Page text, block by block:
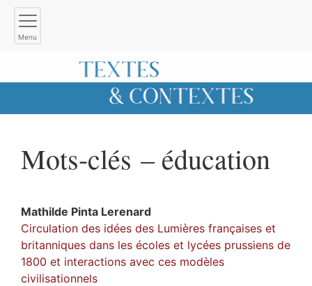
Menu
Mots-clés – éducation
Mathilde Pinta Lerenard
Circulation des idées des Lumières françaises et
britanniques dans les écoles et lycées prussiens de
1800 et interactions avec ces modèles
civilisationnels